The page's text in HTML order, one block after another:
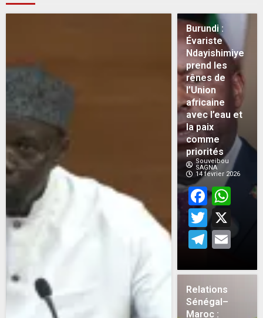
Burundi :
Évariste
Ndayishimiye
prend les
rênes de
l’Union
africaine
avec l’eau et
la paix
comme
priorités
Souveibou
SAGNA
14 février 2026
X
Relations
Sénégal–
Maroc :